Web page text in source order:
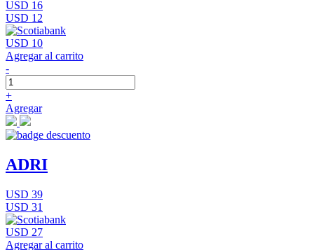
USD 16
USD 12
USD 10
Agregar al carrito
-
+
Agregar
ADRI
USD 39
USD 31
USD 27
Agregar al carrito